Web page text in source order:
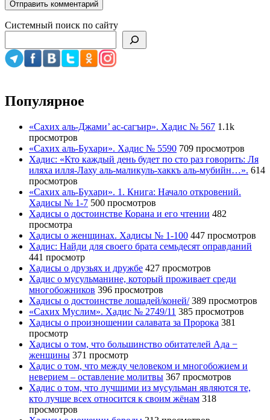
Системный поиск по сайту
Популярное
«Сахих аль-Джами’ ас-сагъир». Хадис № 567 1.1k
просмотров
«Сахих аль-Бухари». Хадис № 5590 709 просмотров
Хадис: «Кто каждый день будет по сто раз говорить: Ля
иляха илля-Лаху аль-маликуль-хаккъ аль-мубийн…». 614
просмотров
«Сахих аль-Бухари». 1. Книга: Начало откровений.
Хадисы № 1-7 500 просмотров
Хадисы о достоинстве Корана и его чтении 482
просмотра
Хадисы о женщинах. Хадисы № 1-100 447 просмотров
Хадис: Найди для своего брата семьдесят оправданий
441 просмотр
Хадисы о друзьях и дружбе 427 просмотров
Хадис о мусульманине, который проживает среди
многобожников 396 просмотров
Хадисы о достоинстве лошадей/коней/ 389 просмотров
«Сахих Муслим». Хадис № 2749/11 385 просмотров
Хадисы о произношении салавата за Пророка 381
просмотр
Хадисы о том, что большинство обитателей Ада −
женщины 371 просмотр
Хадис о том, что между человеком и многобожием и
неверием – оставление молитвы 367 просмотров
Хадис о том, что лучшими из мусульман являются те,
кто лучше всех относится к своим жёнам 318
просмотров